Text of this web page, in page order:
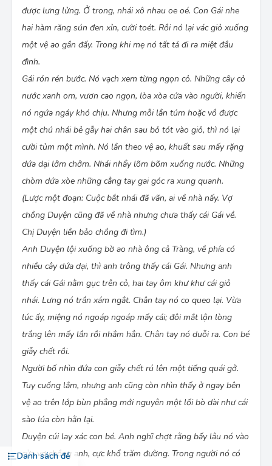
Danh sách đề
được lưng lửng. Ở trong, nhái xô nhau oe oé. Con Gái nhe
hai hàm răng sún đen xỉn, cười toét. Rồi nó lại vác giỏ xuống
một vệ ao gần đấy. Trong khi mẹ nó tất tả đi ra miệt đầu
đình.
Gái rón rén bước. Nó vạch xem từng ngọn cỏ. Những cây cỏ
nước xanh om, vươn cao ngọn, lòa xòa cứa vào người, khiến
nó ngứa ngáy khó chịu. Nhưng mỗi lần túm hoặc vồ được
một chú nhái bẻ gẫy hai chân sau bỏ tót vào giỏ, thì nó lại
cười tủm một mình. Nó lần theo vệ ao, khuất sau mấy rặng
dứa dại lởm chởm. Nhái nhẩy lõm bõm xuống nước. Những
chòm dứa xòe những cẳng tay gai góc ra xung quanh.
(Lược một đoạn: Cuộc bắt nhái đã vãn, ai về nhà nấy. Vợ
chồng Duyện cũng đã về nhà nhưng chưa thấy cái Gái về.
Chị Duyện liền bảo chồng đi tìm.)
Anh Duyện lội xuống bờ ao nhà ông cả Tràng, về phía có
nhiều cây dứa dại, thì anh trông thấy cái Gái. Nhưng anh
thấy cái Gái nằm gục trên cỏ, hai tay ôm khư khư cái giỏ
nhái. Lưng nó trần xám ngắt. Chân tay nó co queo lại. Vừa
lúc ấy, miệng nó ngoáp ngoáp mấy cái; đôi mắt lộn lòng
trắng lên mấy lần rồi nhắm hẳn. Chân tay nó duỗi ra. Con bé
giẫy chết rồi.
Người bố nhìn đứa con giẫy chết rú lên một tiếng quái gở.
Tuy cuống lắm, nhưng anh cũng còn nhìn thấy ở ngay bên
vệ ao trên lớp bùn phẳng mới nguyên một lối bò dài như cái
sào lúa còn hằn lại.
Duyện cúi lay xác con bé. Anh nghĩ chợt rằng bấy lâu nó vào
cửa vợ chồng anh, cực khổ trăm đường. Trong người nó có